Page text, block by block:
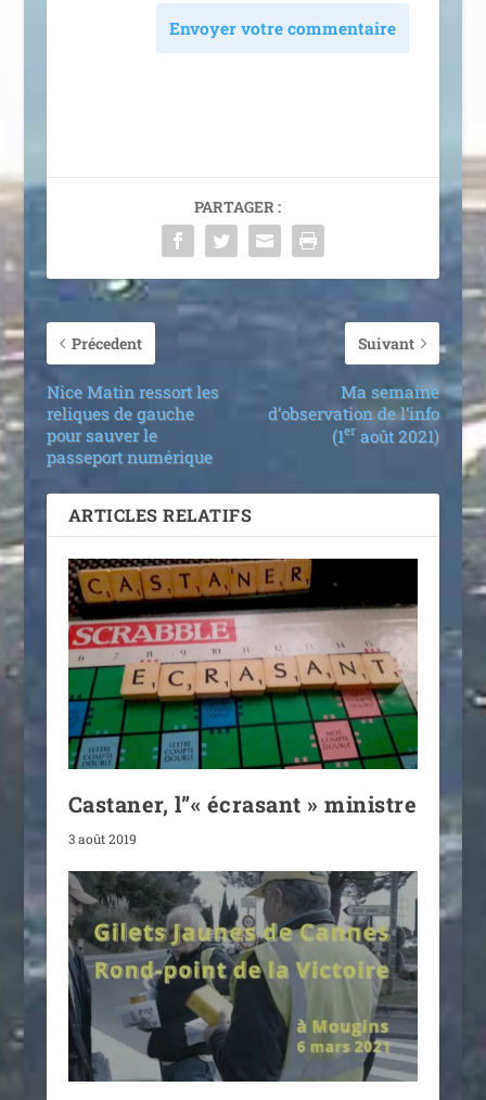
Envoyer votre commentaire
PARTAGER :
Précedent
Nice Matin ressort les
reliques de gauche
pour sauver le
passeport numérique
Suivant
Ma semaine
d’observation de l’info
(1er août 2021)
ARTICLES RELATIFS
Castaner, l”« écrasant » ministre
3 août 2019